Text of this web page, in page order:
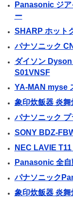
Panasonic ジア
ー
SHARP ホット
パナソニック
ダイソン
S01VNSF
YA-MAN myse
象印炊飯器 炎
パナソニック
SONY BDZ-
NEC LAVIE
Panasonic 全
パナソニック
象印炊飯器 炎